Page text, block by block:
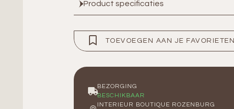
Product specificaties
TOEVOEGEN AAN JE FAVORIETEN
BEZORGING
BESCHIKBAAR
INTERIEUR BOUTIQUE ROZENBURG